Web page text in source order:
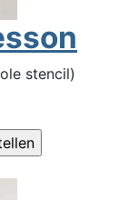
stencil)